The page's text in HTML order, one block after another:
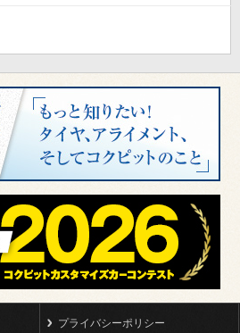
プライバシーポリシー